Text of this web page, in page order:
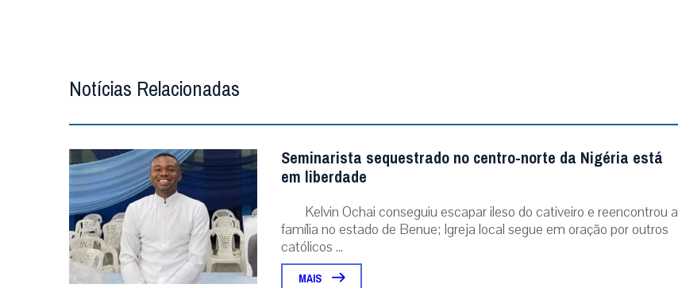
Notícias Relacionadas
Seminarista sequestrado no centro-norte da Nigéria está
em liberdade
Kelvin Ochai conseguiu escapar ileso do cativeiro e reencontrou a
família no estado de Benue; Igreja local segue em oração por outros
católicos ...
MAIS